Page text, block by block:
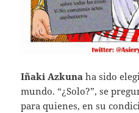
Iñaki Azkunaha sido
mundo. “¿Solo?”, se
para quienes, en su